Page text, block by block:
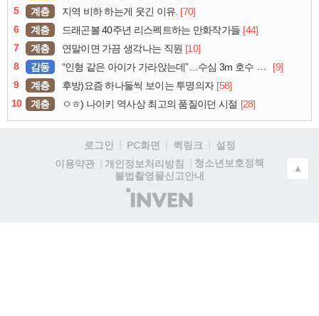
5
계층 지역 비하 하는게 웃긴 이유. [70]
6
계층 드래곤볼 40주년 리스펙트하는 만화작가들 [44]
7
계층 연말이면 가끔 생각나는 직원 [10]
8
감동 “인형 같은 아이가 가라앉는데”…수심 3m 호수 뛰어든 60대 의인
[9]
9
계층 후방)요즘 하나둘씩 보이는 투명의자 [58]
10
계층 ㅇㅎ) 나이키 역사상 최고의 품질이던 시절 [28]
로그인 PC화면 퀵링크
설정
이용약관
개인정보처리방침
청소년보호정책
불법촬영물신고안내
(주)
인
▲